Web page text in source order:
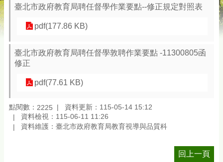
臺北市政府教育局聘任督學作業要點--修正規定對照表
pdf(177.86 KB)
臺北市政府教育局聘任督學敦聘作業要點 -11300805函
修正
pdf(77.61 KB)
點閱數： 2225
資料更新：115-05-14 15:12
資料檢視：115-06-11 11:26
資料維護：臺北市政府教育局教育視導與品質科
回上一頁